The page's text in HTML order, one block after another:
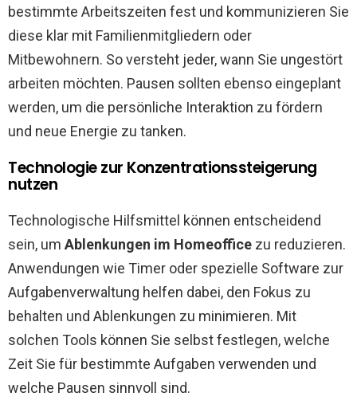
bestimmte Arbeitszeiten fest und kommunizieren Sie
diese klar mit Familienmitgliedern oder
Mitbewohnern. So versteht jeder, wann Sie ungestört
arbeiten möchten. Pausen sollten ebenso eingeplant
werden, um die persönliche Interaktion zu fördern
und neue Energie zu tanken.
Technologie zur Konzentrationssteigerung
nutzen
Technologische Hilfsmittel können entscheidend
sein, um Ablenkungen im Homeoffice zu reduzieren.
Anwendungen wie Timer oder spezielle Software zur
Aufgabenverwaltung helfen dabei, den Fokus zu
behalten und Ablenkungen zu minimieren. Mit
solchen Tools können Sie selbst festlegen, welche
Zeit Sie für bestimmte Aufgaben verwenden und
welche Pausen sinnvoll sind.